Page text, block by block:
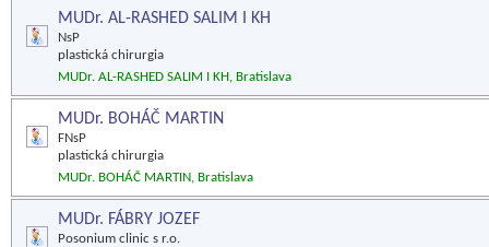
MUDr. AL-RASHED SALIM I KH
NsP
plastická chirurgia
MUDr. AL-RASHED SALIM I KH, Bratislava
MUDr. BOHÁČ MARTIN
FNsP
plastická chirurgia
MUDr. BOHÁČ MARTIN, Bratislava
MUDr. FÁBRY JOZEF
Posonium clinic s r.o.